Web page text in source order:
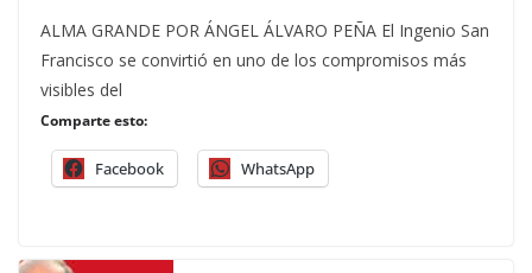
ALMA GRANDE POR ÁNGEL ÁLVARO PEÑA El Ingenio San
Francisco se convirtió en uno de los compromisos más
visibles del
Comparte esto:
Facebook WhatsApp